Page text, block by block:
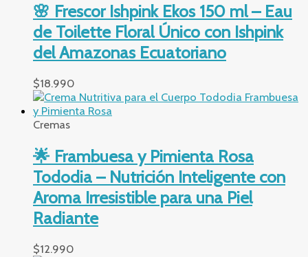
🌸 Frescor Ishpink Ekos 150 ml – Eau
de Toilette Floral Único con Ishpink
del Amazonas Ecuatoriano
$18.990
Cremas
🌟 Frambuesa y Pimienta Rosa
Tododia – Nutrición Inteligente con
Aroma Irresistible para una Piel
Radiante
$12.990